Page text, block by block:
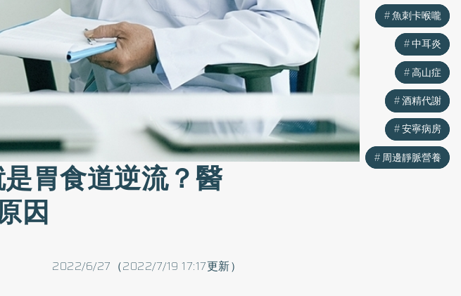
胃食道逆流？醫
因
2022/6/27（2022/7/19 17:17更新）
魚刺卡喉嚨
中耳炎
高山症
酒精代謝
安寧病房
周邊靜脈營養
魚刺卡喉嚨
中耳炎
高山症
酒精代謝
安寧病房
周邊靜脈營養